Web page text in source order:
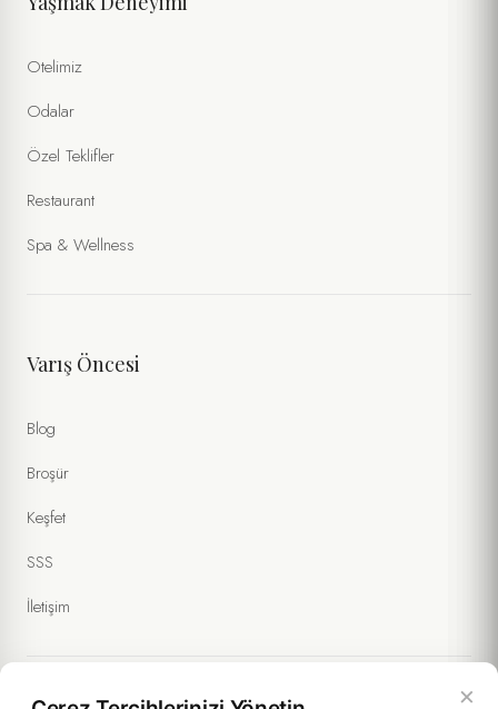
Otelimiz
Odalar
Özel Teklifler
Restaurant
Spa & Wellness
Varış Öncesi
Blog
Broşür
Keşfet
SSS
İletişim
×